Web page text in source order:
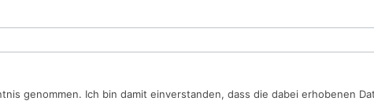
genommen. Ich bin damit einverstanden, dass die dabei erhobenen